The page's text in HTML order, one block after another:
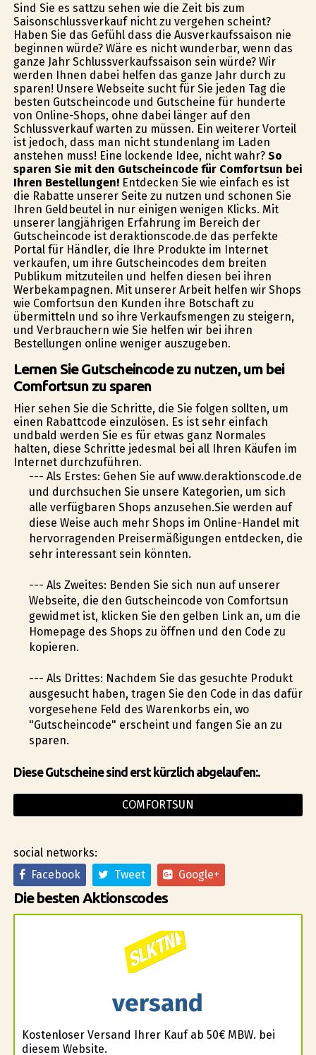
Sind Sie es sattzu sehen wie die Zeit bis zum
Saisonschlussverkauf nicht zu vergehen scheint?
Haben Sie das Gefühl dass die Ausverkaufssaison nie
beginnen würde? Wäre es nicht wunderbar, wenn das
ganze Jahr Schlussverkaufssaison sein würde? Wir
werden Ihnen dabei helfen das ganze Jahr durch zu
sparen! Unsere Webseite sucht für Sie jeden Tag die
besten Gutscheincode und Gutscheine für hunderte
von Online-Shops, ohne dabei länger auf den
Schlussverkauf warten zu müssen. Ein weiterer Vorteil
ist jedoch, dass man nicht stundenlang im Laden
anstehen muss! Eine lockende Idee, nicht wahr? So
sparen Sie mit den Gutscheincode für Comfortsun bei
Ihren Bestellungen!Entdecken Sie wie einfach es ist
die Rabatte unserer Seite zu nutzen und schonen Sie
Ihren Geldbeutel in nur einigen wenigen Klicks. Mit
unserer langjährigen Erfahrung im Bereich der
Gutscheincode ist deraktionscode.de das perfekte
Portal für Händler, die Ihre Produkte im Internet
verkaufen, um ihre Gutscheincodes dem breiten
Publikum mitzuteilen und helfen diesen bei ihren
Werbekampagnen. Mit unserer Arbeit helfen wir Shops
wie Comfortsun den Kunden ihre Botschaft zu
übermitteln und so ihre Verkaufsmengen zu steigern,
und Verbrauchern wie Sie helfen wir bei ihren
Bestellungen online weniger auszugeben.
Lernen Sie Gutscheincode zu nutzen, um bei
Comfortsun zu sparen
Hier sehen Sie die Schritte, die Sie folgen sollten, um
einen Rabattcode einzulösen. Es ist sehr einfach
undbald werden Sie es für etwas ganz Normales
halten, diese Schritte jedesmal bei all Ihren Käufen im
Internet durchzuführen.
--- Als Erstes: Gehen Sie auf www.deraktionscode.de
und durchsuchen Sie unsere Kategorien, um sich
alle verfügbaren Shops anzusehen.Sie werden auf
diese Weise auch mehr Shops im Online-Handel mit
hervorragenden Preisermäßigungen entdecken, die
sehr interessant sein könnten.
--- Als Zweites: Befinden Sie sich nun auf unserer
Webseite, die den Gutscheincode von Comfortsun
gewidmet ist, klicken Sie den gelben Link an, um die
Homepage des Shops zu öffnen und den Code zu
kopieren.
--- Als Drittes: Nachdem Sie das gesuchte Produkt
ausgesucht haben, tragen Sie den Code in das dafür
vorgesehene Feld des Warenkorbs ein, wo
"Gutscheincode" erscheint und fangen Sie an zu
sparen.
Diese Gutscheine sind erst kürzlich abgelaufen:.
COMFORTSUN
social networks:
Facebook
Tweet Google+
Die besten Aktionscodes
versand
Kostenloser Versand Ihrer Kauf ab 50€ MBW. bei
diesem Website.